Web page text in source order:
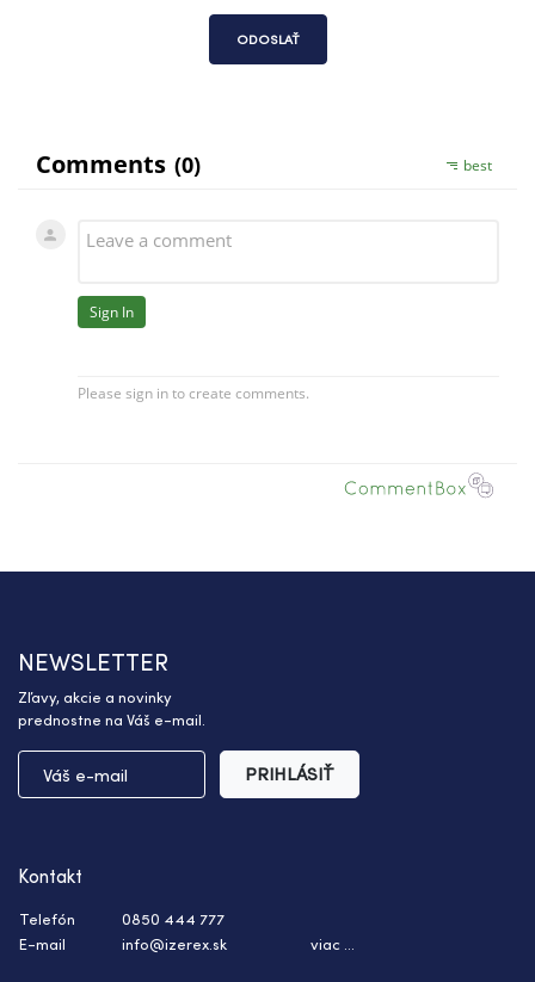
ODOSLAŤ
NEWSLETTER
Zľavy, akcie a novinky
prednostne na Váš e-mail.
PRIHLÁSIŤ
Kontakt
Telefón
0850 444 777
E-mail
info@izerex.sk viac ...